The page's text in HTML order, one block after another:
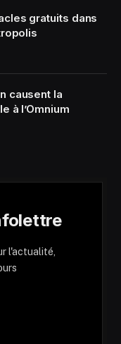
gratuits dans
causent la
à l’Omnium
l'actualité,